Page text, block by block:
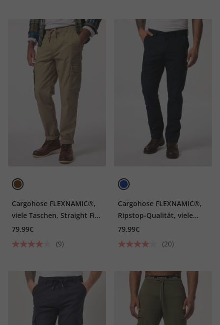
Cargohose FLEXNAMIC®,
viele Taschen, Straight Fit,
bis 8XL
79,99€
(9)
Cargohose FLEXNAMIC®,
Ripstop-Qualität, viele
Taschen, bis Gr. 72
79,99€
(20)